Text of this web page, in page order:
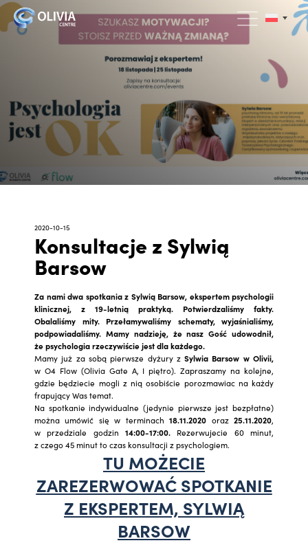
2020-10-15
Konsultacje z Sylwią
Barsow
Za nami dwa spotkania z Sylwią Barsow, ekspertem psychologii
klinicznej, z 19-letnią praktyką. Potwierdzaliśmy fakty.
Obalaliśmy mity. Przełamywaliśmy schematy, wyjaśnialiśmy,
podpowiadaliśmy. Mamy nadzieję, że nasz Gość udowodnił,
że psychologia rzeczywiście jest dla każdego.
Mamy już za sobą pierwsze dyżury zSylwia Barsow w Olivii,
w O4 Flow (Olivia Gate A, I piętro). Zapraszamy na kolejne,
gdzie będziecie mogli z nią osobiście porozmawiac na każdy
frapujący Was temat.
Na spotkanie indywidualne (jedynie pierwsze jest bezpłatne)
można umówić się w terminach18.11.2020 oraz25.11.2020,
w przedziale godzin 14:00-17:00. Rezerwujecie 60 minut,
z czego 45 minut to czas konsultacji z psychologiem.
TU MOŻECIE
ZAREZERWOWAĆ SPOTKANIE
Z EKSPERTEM, SYLWIĄ
BARSOW